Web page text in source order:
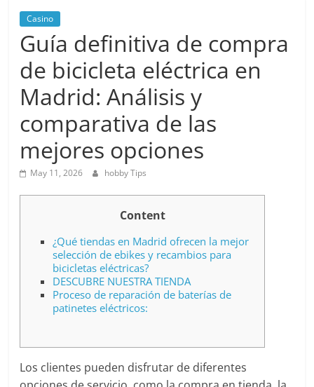
and
tricks
Casino
Guía definitiva de compra
de bicicleta eléctrica en
Madrid: Análisis y
comparativa de las
mejores opciones
May 11, 2026 hobby Tips
Content
¿Qué tiendas en Madrid ofrecen la mejor
selección de ebikes y recambios para
bicicletas eléctricas?
DESCUBRE NUESTRA TIENDA
Proceso de reparación de baterías de
patinetes eléctricos:
Los clientes pueden disfrutar de diferentes